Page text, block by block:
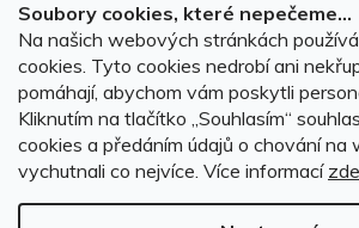
Soubory cookies, které nepečeme...
Na našich webových stránkách
cookies. Tyto cookies nedrobí ani
pomáhají, abychom vám poskytli
Kliknutím na tlačítko ,,Souhlasím“
cookies a předáním údajů o chování na
vychutnali co nejvíce. Více informací zde
732 147 896 (Po–Pá:
info@autodoplnky-